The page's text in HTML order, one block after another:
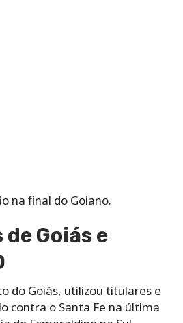
na final do Goiano.
Goiás e
do Goiás, utilizou titulares e
contra o Santa Fe na última